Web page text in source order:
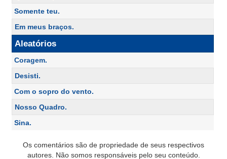
Somente teu.
Em meus braços.
Aleatórios
Coragem.
Desisti.
Com o sopro do vento.
Nosso Quadro.
Sina.
Os comentários são de propriedade de seus respectivos
autores. Não somos responsáveis pelo seu conteúdo.